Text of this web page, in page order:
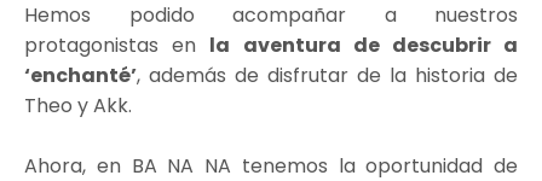
Hemos podido acompañar a nuestros
protagonistas en la aventura de descubrir a
‘enchanté’, además de disfrutar de la historia de
Theo y Akk.
Ahora, en BA NA NA tenemos la oportunidad de